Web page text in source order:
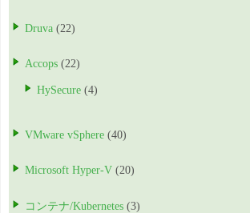
Druva (22)
Accops (22)
HySecure (4)
VMware vSphere (40)
Microsoft Hyper-V (20)
コンテナ/Kubernetes (3)